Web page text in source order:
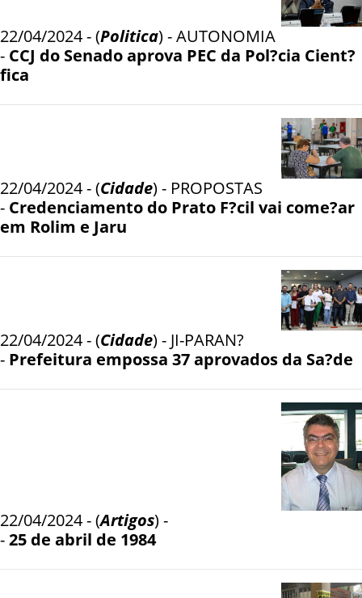
22/04/2024 - (Politica) - AUTONOMIA
- CCJ do Senado aprova PEC da Pol?cia Cient?
fica
22/04/2024 - (Cidade) - PROPOSTAS
- Credenciamento do Prato F?cil vai come?ar
em Rolim e Jaru
22/04/2024 - (Cidade) - JI-PARAN?
- Prefeitura empossa 37 aprovados da Sa?de
22/04/2024 - (Artigos) -
-25 de abril de 1984